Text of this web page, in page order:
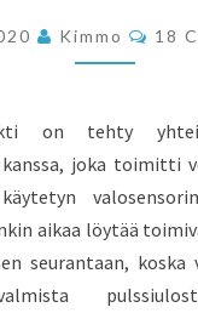
AVULLA
Kimmo 18
on tehty
joka toimitti
aikaa löytää
seurantaan, koska